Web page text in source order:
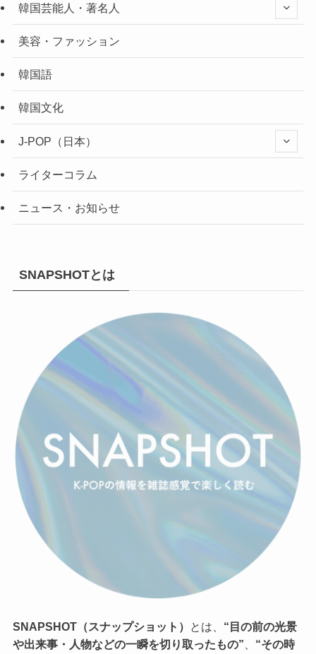
韓国芸能人・著名人
美容・ファッション
韓国語
韓国文化
J-POP（日本）
ライターコラム
ニュース・お知らせ
SNAPSHOTとは
SNAPSHOT（スナップショット） とは、 “目の前の光景
や出来事・人物などの一瞬を切り取ったもの”
“その時